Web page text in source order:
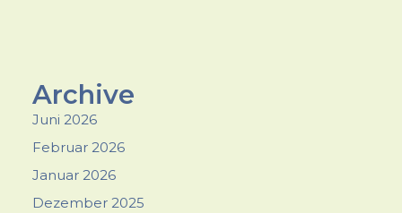
Archive
Juni 2026
Februar 2026
Januar 2026
Dezember 2025